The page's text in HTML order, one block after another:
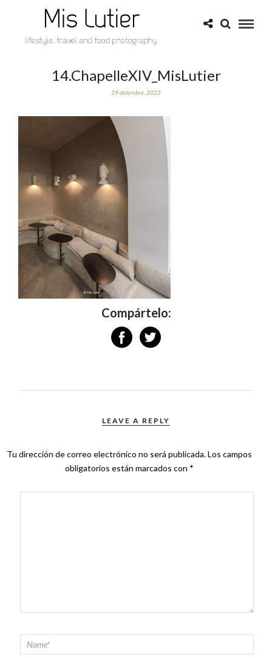
14.ChapelleXIV_MisLutier
29 diciembre, 2022
Compártelo:
LEAVE A REPLY
Tu dirección de correo electrónico no será publicada.Los campos
obligatorios están marcados con *